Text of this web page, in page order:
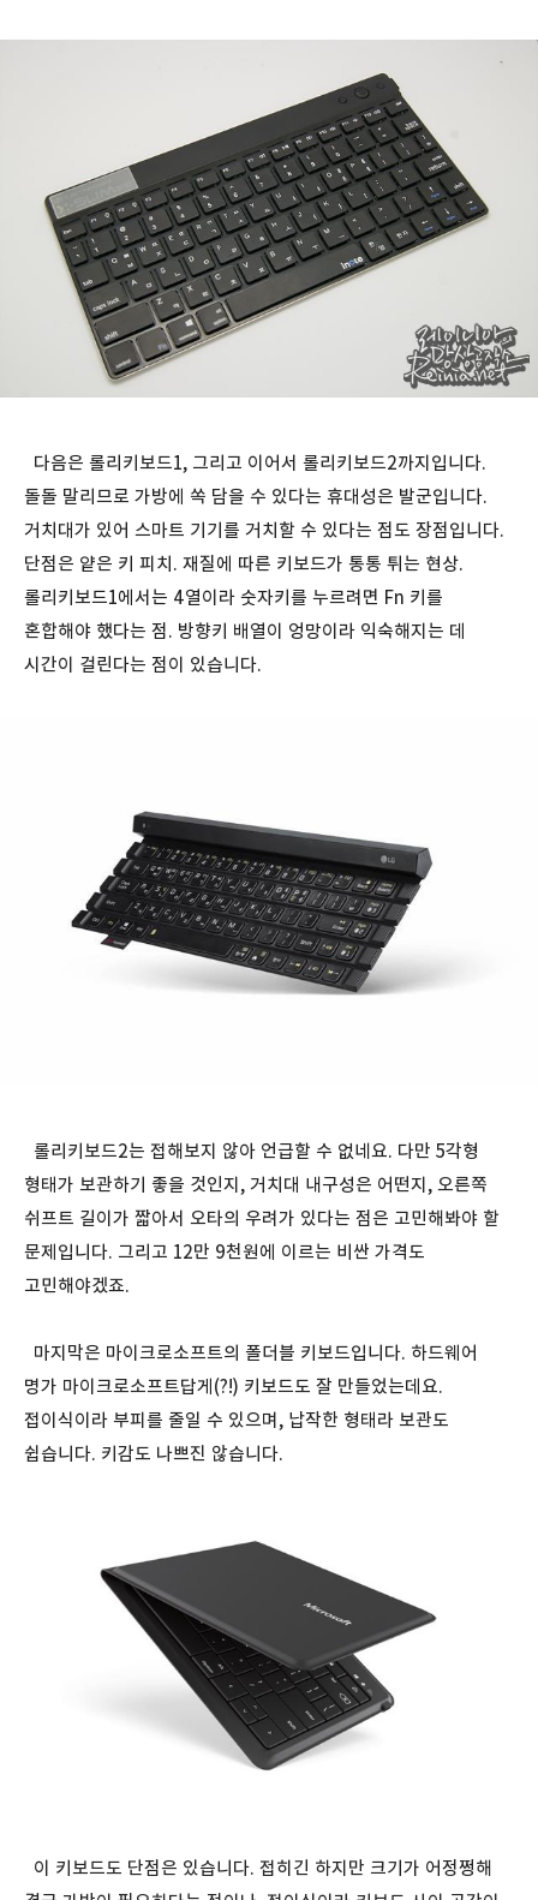
다음은 롤리키보드1, 그리고 이어서 롤리키보드2까지입니다.
돌돌 말리므로 가방에 쏙 담을 수 있다는 휴대성은 발군입니다.
거치대가 있어 스마트 기기를 거치할 수 있다는 점도 장점입니다.
단점은 얕은 키 피치. 재질에 따른 키보드가 통통 튀는 현상.
롤리키보드1에서는 4열이라 숫자키를 누르려면 Fn 키를
혼합해야 했다는 점. 방향키 배열이 엉망이라 익숙해지는 데
시간이 걸린다는 점이 있습니다.
롤리키보드2는 접해보지 않아 언급할 수 없네요. 다만 5각형
형태가 보관하기 좋을 것인지, 거치대 내구성은 어떤지, 오른쪽
쉬프트 길이가 짧아서 오타의 우려가 있다는 점은 고민해봐야 할
문제입니다. 그리고 12만 9천원에 이르는 비싼 가격도
고민해야겠죠.
마지막은 마이크로소프트의 폴더블 키보드입니다. 하드웨어
명가 마이크로소프트답게(?!) 키보드도 잘 만들었는데요.
접이식이라 부피를 줄일 수 있으며, 납작한 형태라 보관도
쉽습니다. 키감도 나쁘진 않습니다.
이 키보드도 단점은 있습니다. 접히긴 하지만 크기가 어정쩡해